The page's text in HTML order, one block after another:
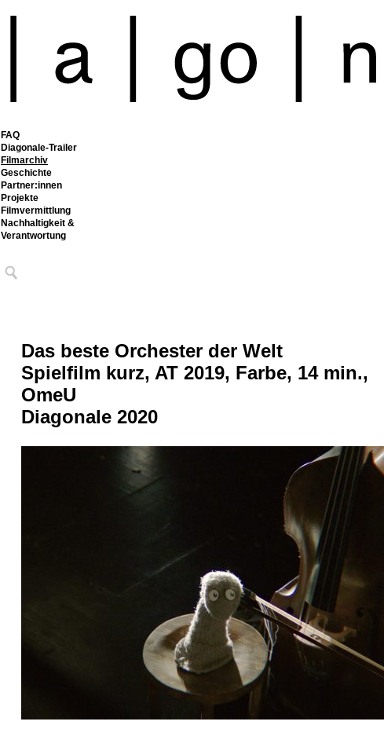
FAQ
Diagonale-Trailer
Filmarchiv
Geschichte
Partner:innen
Projekte
Filmvermittlung
Nachhaltigkeit &
Verantwortung
Das beste Orchester der Welt
Spielfilm kurz, AT 2019, Farbe, 14 min.,
OmeU
Diagonale 2020